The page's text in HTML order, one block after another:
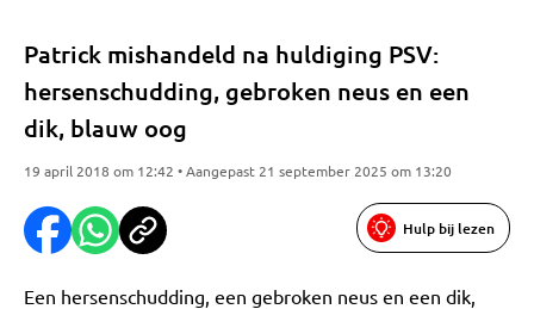
Patrick mishandeld na huldiging PSV:
hersenschudding, gebroken neus en een
dik, blauw oog
19 april 2018 om 12:42 • Aangepast 21 september 2025 om 13:20
Hulp bij lezen
Een hersenschudding, een gebroken neus en een dik,